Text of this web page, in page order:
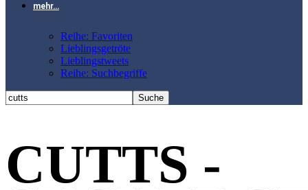
mehr…
Reihe: Favoriten
Lieblingsgetröte
Lieblingstweets
Reihe: Suchbegriffe
CUTTS -